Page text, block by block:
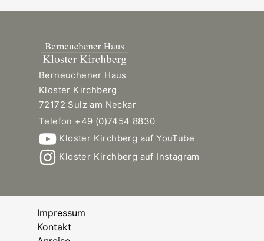
Berneuchener Haus
Kloster Kirchberg
72172 Sulz am Neckar
Telefon +49 (0)7454 8830
Kloster Kirchberg auf YouTube
Kloster Kirchberg auf Instagram
Impressum
Kontakt